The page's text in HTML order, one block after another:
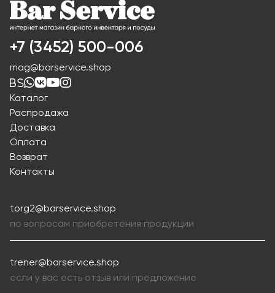
+7 (3452) 500-006
mag@barservice.shop
Каталог
Распродажа
Доставка
Оплата
Возврат
Контакты
torg2@barservice.shop
по вопросам приобретения продукции
trener@barservice.shop
если у вас есть отзыв или предложение